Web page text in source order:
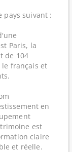
pays suivant :
Paris, la
de 104
le français et
en
est
claire
et réelle.